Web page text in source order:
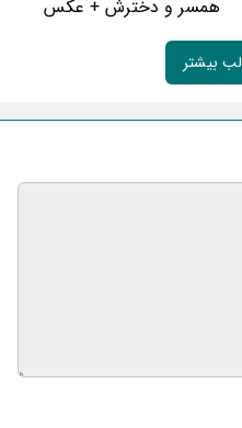
همسر و دخترش + عکس
بیشتر